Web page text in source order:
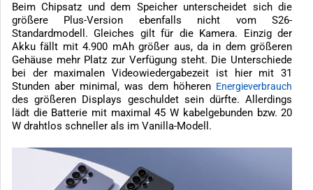
Beim Chipsatz und dem Speicher unterscheidet sich die
größere Plus-Version ebenfalls nicht vom S26-
Standardmodell. Gleiches gilt für die Kamera. Einzig der
Akku fällt mit 4.900 mAh größer aus, da in dem größeren
Gehäuse mehr Platz zur Verfügung steht. Die Unterschiede
bei der maximalen Videowiedergabezeit ist hier mit 31
Stunden aber minimal, was dem höheren Energieverbrauch
des größeren Displays geschuldet sein dürfte. Allerdings
lädt die Batterie mit maximal 45 W kabelgebunden bzw. 20
W drahtlos schneller als im Vanilla-Modell.